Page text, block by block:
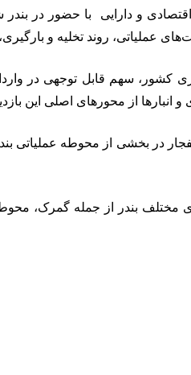
وزیر امور اقتصادی و دارایی با
عملیاتی، روند تخلیه و
کشور، سهم قابل توجهی در
از محورهای اصلی این
در بخشی از محوطه عملیاتی
بندر از جمله گمرک، محوطه